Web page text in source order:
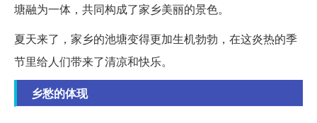
塘融为一体，共同构成了家乡美丽的景色。
夏天来了，家乡的池塘变得更加生机勃勃，在这炎热的季
节里给人们带来了清凉和快乐。
乡愁的体现